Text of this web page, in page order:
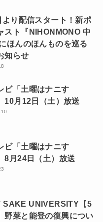
より配信スタート！新ポ
スト『NIHONMONO 中
ほんのほんものを巡る
知らせ
ビ「土曜はナニす
10月12日（土）放送
ビ「土曜はナニす
8月24日（土）放送
SAKE UNIVERSITY【5
野菜と能登の復興につい